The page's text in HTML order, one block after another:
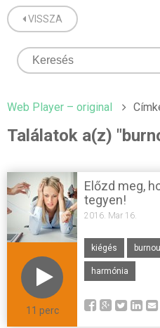
VISSZA
Web Player – original
Találatok a(z)
11 perc
Előzd meg,
tegyen!
2016. Mar 16.
kiégés
harmónia